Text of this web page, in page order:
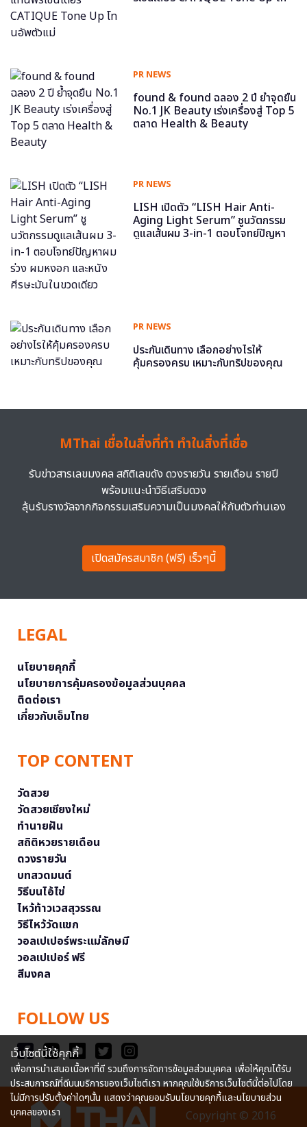
PR NEWS
found & found ฉลอง 2 ปี ย้ำจุดยืน
No.1 JK Beauty เร่งเครื่องสู่ Top 5
ตลาด Health & Beauty
PR NEWS
LISH เปิดตัว “LISH Hair Anti-
Aging Light Serum” ชูนวัตกรรม
ดูแลเส้นผม 3-in-1 ตอบโจทย์ปัญหา
PR NEWS
ประกันเดินทาง เลือกอย่างไรให้
คุ้มครองครบ เหมาะกับทริปของคุณ
MThai เชื่อในสิ่งที่ทำ ทำในสิ่งที่เชื่อ
รับข่าวสารเลขมงคล สถิติเลขดัง ดวงรายวัน รายเดือน รายปี
พร้อมแนะนำวิธีเสริมดวง
ลุ้นรับรางวัลจากกิจกรรมเสริมความเป็นมงคลให้กับตัวท่านเอง
เปิดสมัครสมาชิก (ฟรี) เร็วๆนี้
LEGAL
นโยบายคุกกี้
นโยบายการคุ้มครองข้อมูลส่วนบุคคล
ติดต่อเรา
เกี่ยวกับเอ็มไทย
TOP CONTENT
วัดสวย
วัดสวยเชียงใหม่
ทำนายฝัน
สถิติหวยรายเดือน
ดวงรายวัน
บทสวดมนต์
วิธีบนไอ้ไข่
ไหว้ท้าวเวสสุวรรณ
วิธีไหว้วัดแขก
วอลเปเปอร์พระแม่ลักษมี
วอลเปเปอร์ ฟรี
สีมงคล
FOLLOW US
Copyright © 2016
เว็บไซต์นี้ใช้คุกกี้
เพื่อการนำเสนอเนื้อหาที่ดี รวมถึงการจัดการข้อมูลส่วนบุคคล เพื่อให้คุณได้รับ
ประสบการณ์ที่ดีบนบริการของเว็บไซต์เรา หากคุณใช้บริการเว็บไซต์นี้ต่อไปโดย
ไม่มีการปรับตั้งค่าใดๆนั้น แสดงว่าคุณยอมรับนโยบายคุกกี้และนโยบายส่วน
บุคคลของเรา